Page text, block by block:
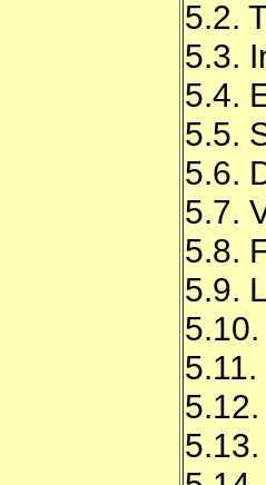
5.2.
5.3.
5.4.
5.5.
5.6.
5.7.
5.8.
5.9.
5.10.